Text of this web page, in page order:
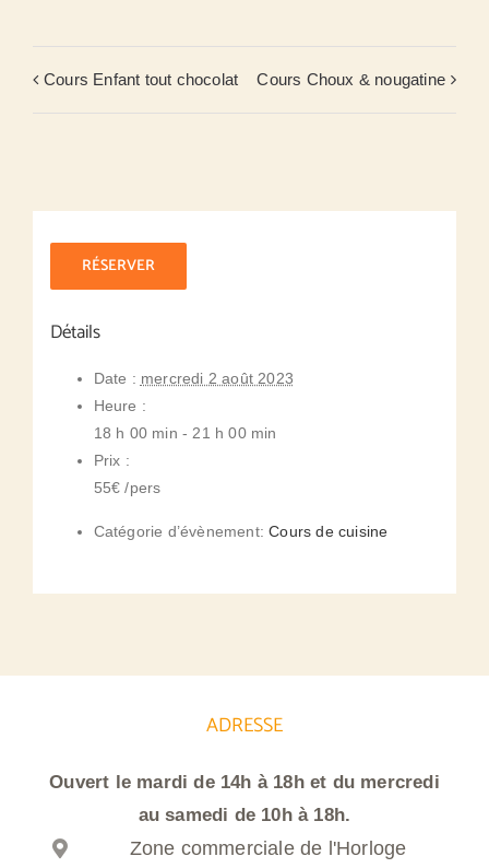
Cours Enfant tout chocolat Cours Choux & nougatine
RÉSERVER
Détails
Date : mercredi 2 août 2023
Heure :
18 h 00 min - 21 h 00 min
Prix :
55€ /pers
Catégorie d’évènement: Cours de cuisine
ADRESSE
Ouvert le mardi de 14h à 18h et du mercredi
au samedi de 10h à 18h.
Zone commerciale de l'Horloge